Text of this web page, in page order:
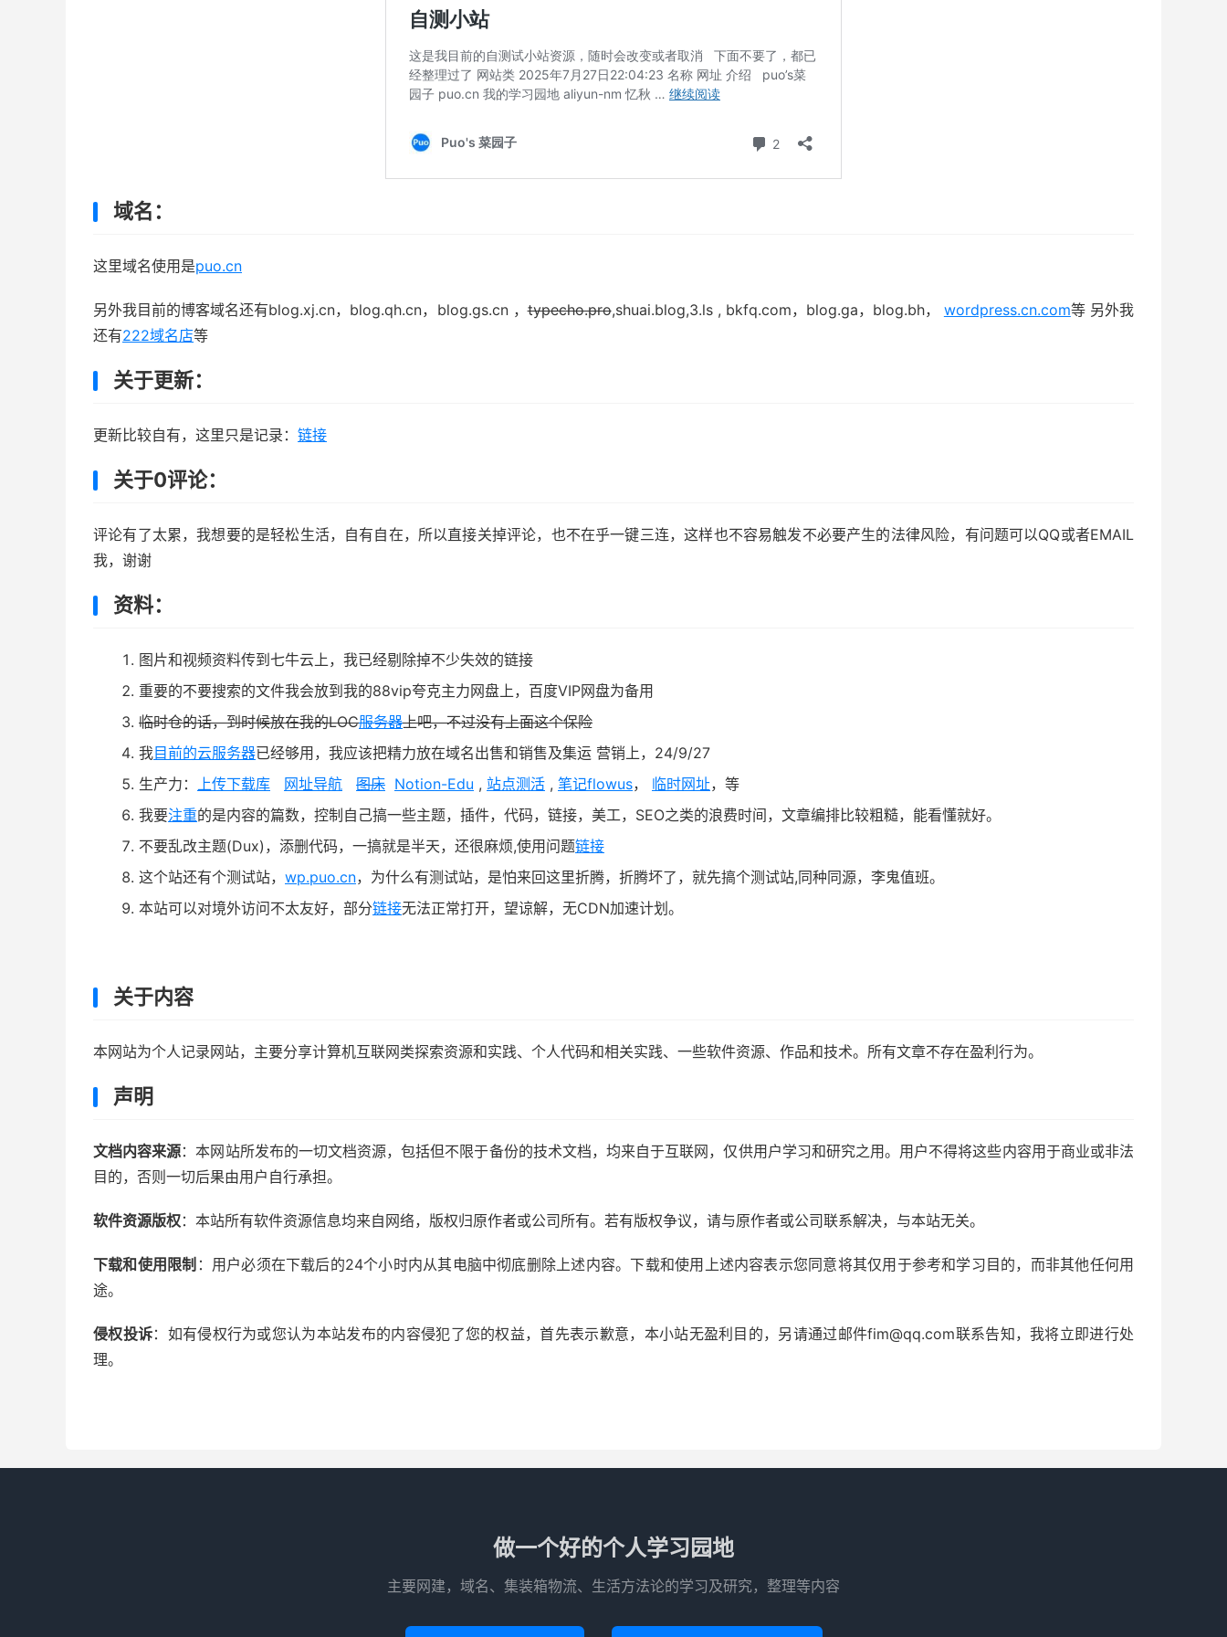
域名：
这里域名使用是puo.cn
另外我目前的博客域名还有blog.xj.cn，blog.qh.cn，blog.gs.cn ，typecho.pro,shuai.blog,3.ls , bkfq.com，blog.ga，blog.bh， wordpress.cn.com等 另外我
还有222域名店等
关于更新：
更新比较自有，这里只是记录： 链接
关于0评论：
评论有了太累，我想要的是轻松生活，自有自在，所以直接关掉评论，也不在乎一键三连，这样也不容易触发不必要产生的法律风险，有问题可以QQ或者EMAIL
我，谢谢
资料：
图片和视频资料传到七牛云上，我已经剔除掉不少失效的链接
重要的不要搜索的文件我会放到我的88vip夸克主力网盘上，百度VIP网盘为备用
临时仓的话，到时候放在我的LOC服务器上吧，不过没有上面这个保险
我目前的云服务器已经够用，我应该把精力放在域名出售和销售及集运 营销上，24/9/27
生产力： 上传下载库 网址导航 图床 Notion-Edu , 站点测活 , 笔记flowus， 临时网址，等
我要注重的是内容的篇数，控制自己搞一些主题，插件，代码，链接，美工，SEO之类的浪费时间，文章编排比较粗糙，能看懂就好。
不要乱改主题(Dux)，添删代码，一搞就是半天，还很麻烦,使用问题链接
这个站还有个测试站， wp.puo.cn，为什么有测试站，是怕来回这里折腾，折腾坏了，就先搞个测试站,同种同源，李鬼值班。
本站可以对境外访问不太友好，部分链接无法正常打开，望谅解，无CDN加速计划。
关于内容
本网站为个人记录网站，主要分享计算机互联网类探索资源和实践、个人代码和相关实践、一些软件资源、作品和技术。所有文章不存在盈利行为。
声明
文档内容来源：本网站所发布的一切文档资源，包括但不限于备份的技术文档，均来自于互联网，仅供用户学习和研究之用。用户不得将这些内容用于商业或非法
目的，否则一切后果由用户自行承担。
软件资源版权：本站所有软件资源信息均来自网络，版权归原作者或公司所有。若有版权争议，请与原作者或公司联系解决，与本站无关。
下载和使用限制 ：用户必须在下载后的24个小时内从其电脑中彻底删除上述内容。下载和使用上述内容表示您同意将其仅用于参考和学习目的，而非其他任何用
途。
侵权投诉：如有侵权行为或您认为本站发布的内容侵犯了您的权益，首先表示歉意，本小站无盈利目的，另请通过邮件fim@qq.com联系告知，我将立即进行处
理。
做一个好的个人学习园地
主要网建，域名、集装箱物流、生活方法论的学习及研究，整理等内容